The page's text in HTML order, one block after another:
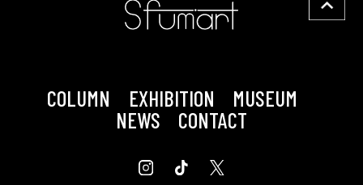
COLUMN EXHIBITION
MUSEUM
NEWS
CONTACT